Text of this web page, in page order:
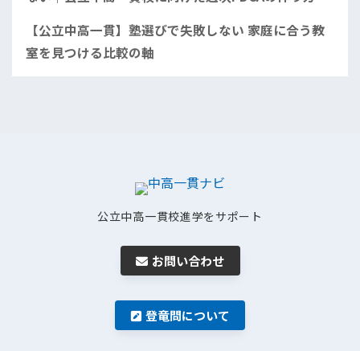
【公立中高一貫】塾選びで失敗しない 家庭に合う教
室を見つける比較の軸
公立中高一貫校進学をサポート
お問い合わせ
登竜問について